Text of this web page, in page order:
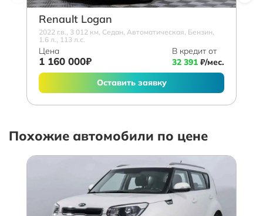
Renault Logan
2022 г.в., 3 012 км, Седан, Автоматическая, Бензин,
1.6 л., 113 л.с.
Цена
1 160 000₽
В кредит от
32 391 ₽/мес.
Оставить заявку
Похожие автомобили по цене